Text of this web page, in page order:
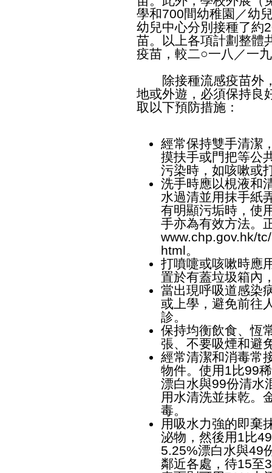
學和700間幼稚園／幼
幼兒中心分別接種了約
苗。以上各項計劃整體
疫苗，較二○一八／一
除接種流感疫苗外，
地或外遊，必須保持良
取以下預防措施：
經常保持雙手清潔
摸扶手或門把等公
污染時，如咳嗽或
洗手時應以梘液和
水過清並用抹手紙
有明顯污垢時，使
手亦為有效方法。
www.chp.gov.hk/
html。
打噴嚏或咳嗽時應
置於有蓋垃圾箱內
當出現呼吸道感染
或上學，避免前往
診。
保持均衡飲食、恆
張、不要吸煙和避
經常清潔和消毒常
物件。使用1比99
漂白水與99份清水
用水清洗並抹乾。
毒。
用吸水力強的即棄
泌物，然後用1比
5.25%漂白水與49
鄰近各處，待15至